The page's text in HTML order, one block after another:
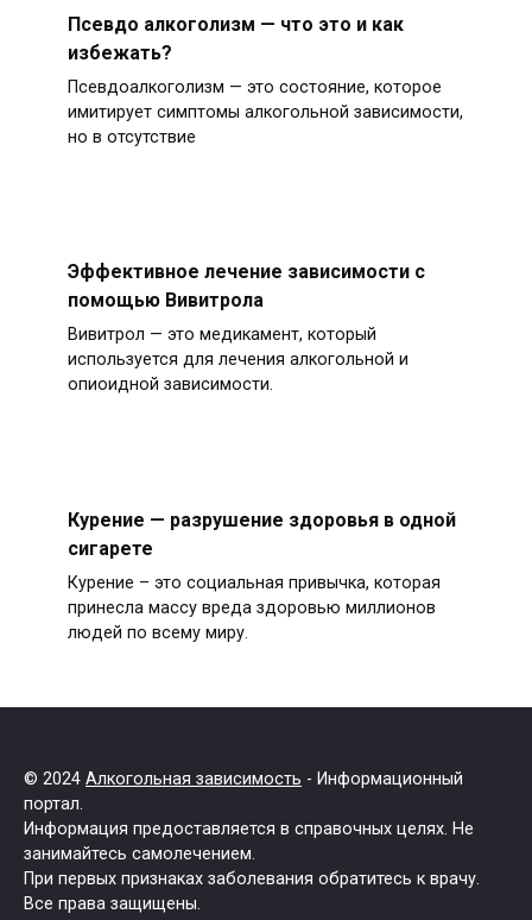
Псевдо алкоголизм — что это и как
избежать?
Псевдоалкоголизм — это состояние, которое
имитирует симптомы алкогольной зависимости,
но в отсутствие
Эффективное лечение зависимости с
помощью Вивитрола
Вивитрол — это медикамент, который
используется для лечения алкогольной и
опиоидной зависимости.
Курение — разрушение здоровья в одной
сигарете
Курение – это социальная привычка, которая
принесла массу вреда здоровью миллионов
людей по всему миру.
© 2024 Алкогольная зависимость - Информационный
портал.
Информация предоставляется в справочных целях. Не
занимайтесь самолечением.
При первых признаках заболевания обратитесь к врачу.
Все права защищены.